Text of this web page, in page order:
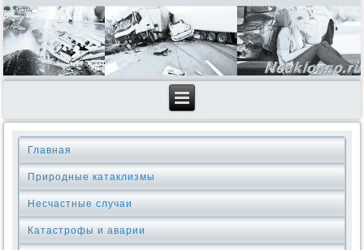
Главная
Природные катаклизмы
Несчастные случаи
Катастрофы и аварии